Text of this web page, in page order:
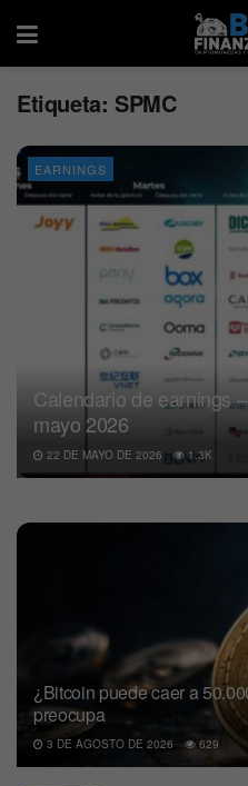
Etiqueta: SPMC
EARNINGS
Calendario de earnings
mayo 2026
22 DE MAYO DE 2026 1.3K
¿Bitcoin puede caer a
preocupa
3 DE AGOSTO DE 2026 629